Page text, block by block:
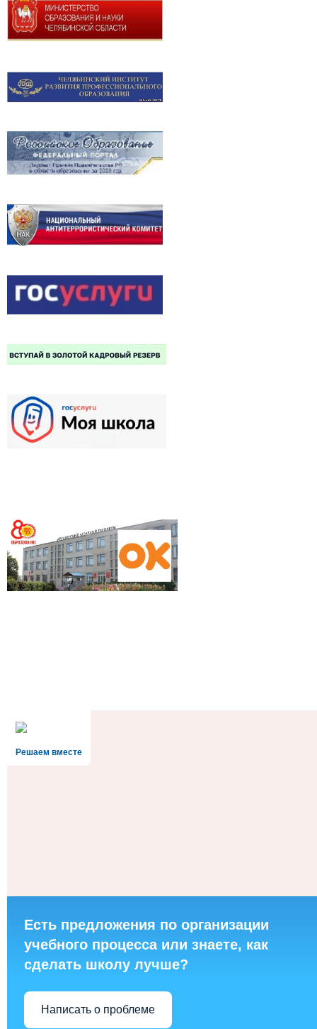
Решаем вместе
Есть предложения по организации
учебного процесса или знаете, как
сделать школу лучше?
Написать о проблеме